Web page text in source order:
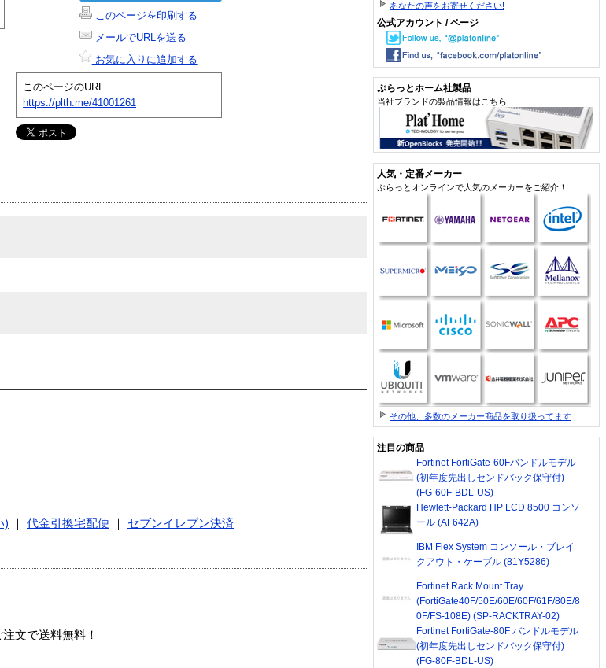
このページを印刷する
メールでURLを送る
お気に入りに追加する
このページのURL
https://plth.me/41001261
) 代金引換宅配便
セブンイレブン決済
文で送料無料！
あなたの声をお寄せください!
公式アカウント / ページ
ぷらっとホーム社製品
当社ブランドの製品情報はこちら
人気・定番メーカー
ぷらっとオンラインで人気のメーカーをご紹介！
その他、多数のメーカー商品を取り扱ってます
注目の商品
Fortinet FortiGate-60Fバンドルモデル
(初年度先出しセンドバック保守付)
(FG-60F-BDL-US)
Hewlett-Packard HP LCD 8500 コンソ
ール (AF642A)
IBM Flex System コンソール・ブレイ
クアウト・ケーブル (81Y5286)
Fortinet Rack Mount Tray
(FortiGate40F/50E/60E/60F/61F/80E/8
0F/FS-108E) (SP-RACKTRAY-02)
Fortinet FortiGate-80F バンドルモデル
(初年度先出しセンドバック保守付)
(FG-80F-BDL-US)